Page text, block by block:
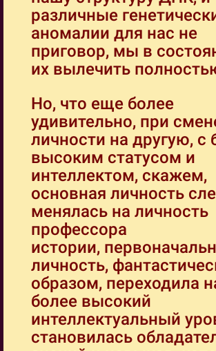
различные
аномалии для нас не
приговор, мы в
их вылечить
Но, что еще более
удивительно, при
личности на другую, с
высоким статусом и
интеллектом, скажем,
основная личность
менялась на личность
профессора
истории,
личность,
образом, переходила
более высокий
интеллектуальный
становилась